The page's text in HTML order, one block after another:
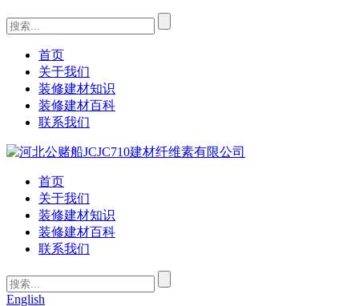
首页
关于我们
装修建材知识
装修建材百科
联系我们
首页
关于我们
装修建材知识
装修建材百科
联系我们
English